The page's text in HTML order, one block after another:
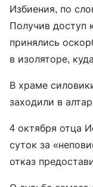
Избиения, по
Получив доступ
принялись
в изоляторе,
В храме
заходили в
4 октября отца
суток за
отказ